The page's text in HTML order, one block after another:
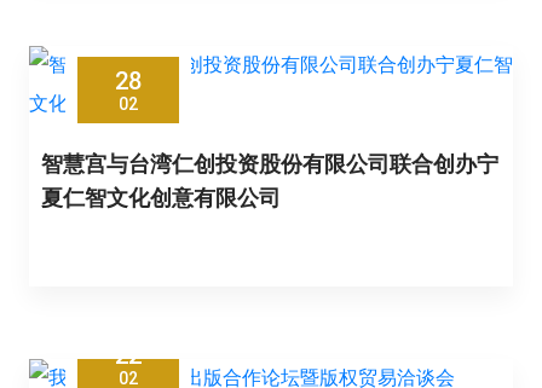
28
02
智慧宫与台湾仁创投资股份有限公司联合创办宁
夏仁智文化创意有限公司
22
02